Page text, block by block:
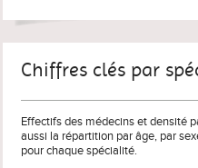
Chiffres clés par
Effectifs des médecins et densité
aussi la répartition par âge, par
pour chaque spécialité.